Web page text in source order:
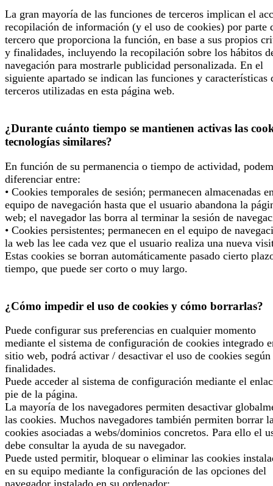
La gran mayoría de las funciones de terceros implican el
recopilación de información (y el uso de cookies) por parte
tercero que proporciona la función, en base a sus propios
y finalidades, incluyendo la recopilación sobre los hábitos
navegación para mostrarle publicidad personalizada. En el
siguiente apartado se indican las funciones y características
terceros utilizadas en esta página web.
¿Durante cuánto tiempo se mantienen activas las
tecnologías similares?
En función de su permanencia o tiempo de actividad,
diferenciar entre:
• Cookies temporales de sesión; permanecen almacenadas
equipo de navegación hasta que el usuario abandona la
web; el navegador las borra al terminar la sesión de
• Cookies persistentes; permanecen en el equipo de
la web las lee cada vez que el usuario realiza una nueva
Estas cookies se borran automáticamente pasado cierto
tiempo, que puede ser corto o muy largo.
¿Cómo impedir el uso de cookies y cómo borrarlas?
Puede configurar sus preferencias en cualquier momento
mediante el sistema de configuración de cookies integrado
sitio web, podrá activar / desactivar el uso de cookies según
finalidades.
Puede acceder al sistema de configuración mediante el
pie de la página.
La mayoría de los navegadores permiten desactivar
las cookies. Muchos navegadores también permiten borrar
cookies asociadas a webs/dominios concretos. Para ello el
debe consultar la ayuda de su navegador.
Puede usted permitir, bloquear o eliminar las cookies
en su equipo mediante la configuración de las opciones del